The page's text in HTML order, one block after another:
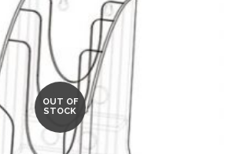
OUT OF
STOCK